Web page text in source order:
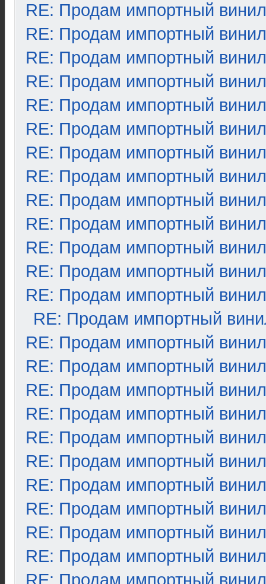
RE: Продам импортный винил
RE: Продам импортный винил
RE: Продам импортный винил
RE: Продам импортный винил
RE: Продам импортный винил
RE: Продам импортный винил
RE: Продам импортный винил
RE: Продам импортный винил
RE: Продам импортный винил
RE: Продам импортный винил
RE: Продам импортный винил
RE: Продам импортный винил
RE: Продам импортный винил
RE: Продам импортный
RE: Продам импортный винил
RE: Продам импортный винил
RE: Продам импортный винил
RE: Продам импортный винил
RE: Продам импортный винил
RE: Продам импортный винил
RE: Продам импортный винил
RE: Продам импортный винил
RE: Продам импортный винил
RE: Продам импортный винил
RE: Продам импортный винил